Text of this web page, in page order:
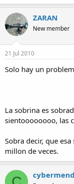
ZARAN
New member
21 Jul 2010
Solo hay un
La sobrina es
sientoooooooo, las
Sobra decir, que
millon de veces.